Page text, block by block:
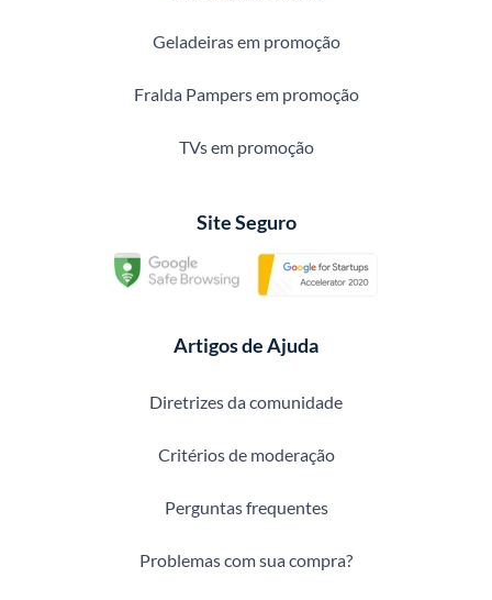
Geladeiras em promoção
Fralda Pampers em promoção
TVs em promoção
Site Seguro
Artigos de Ajuda
Diretrizes da comunidade
Critérios de moderação
Perguntas frequentes
Problemas com sua compra?